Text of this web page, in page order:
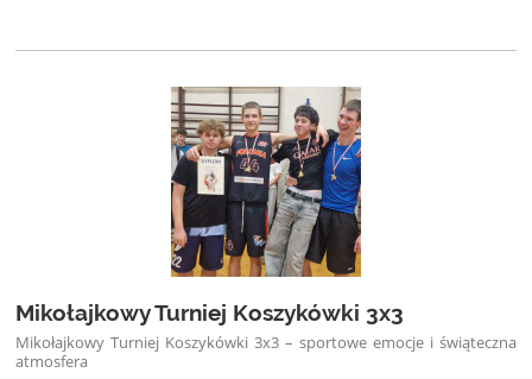
Mikołajkowy Turniej Koszykówki 3x3
Mikołajkowy Turniej Koszykówki 3x3 – sportowe emocje i świąteczna
atmosfera